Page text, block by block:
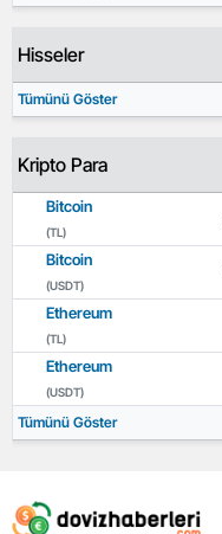
Hisseler
Tümünü Göster
Kripto Para
Bitcoin
(TL)
Bitcoin
(USDT)
Ethereum
(TL)
Ethereum
(USDT)
Tümünü Göster